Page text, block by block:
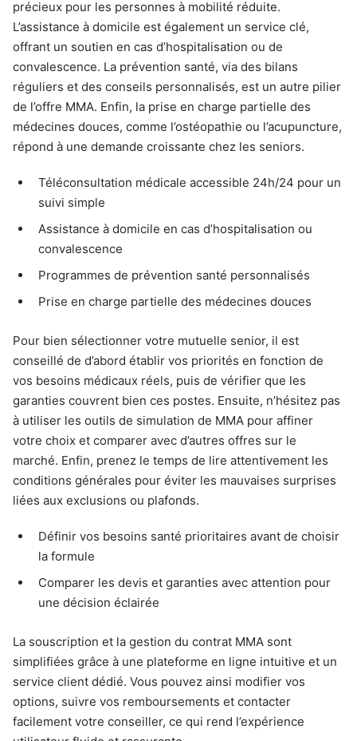
précieux pour les personnes à mobilité réduite.
L’assistance à domicile est également un service clé,
offrant un soutien en cas d’hospitalisation ou de
convalescence. La prévention santé, via des bilans
réguliers et des conseils personnalisés, est un autre pilier
de l’offre MMA. Enfin, la prise en charge partielle des
médecines douces, comme l’ostéopathie ou l’acupuncture,
répond à une demande croissante chez les seniors.
Téléconsultation médicale accessible 24h/24 pour un
suivi simple
Assistance à domicile en cas d’hospitalisation ou
convalescence
Programmes de prévention santé personnalisés
Prise en charge partielle des médecines douces
Pour bien sélectionner votre mutuelle senior, il est
conseillé de d’abord établir vos priorités en fonction de
vos besoins médicaux réels, puis de vérifier que les
garanties couvrent bien ces postes. Ensuite, n’hésitez pas
à utiliser les outils de simulation de MMA pour affiner
votre choix et comparer avec d’autres offres sur le
marché. Enfin, prenez le temps de lire attentivement les
conditions générales pour éviter les mauvaises surprises
liées aux exclusions ou plafonds.
Définir vos besoins santé prioritaires avant de choisir
la formule
Comparer les devis et garanties avec attention pour
une décision éclairée
La souscription et la gestion du contrat MMA sont
simplifiées grâce à une plateforme en ligne intuitive et un
service client dédié. Vous pouvez ainsi modifier vos
options, suivre vos remboursements et contacter
facilement votre conseiller, ce qui rend l’expérience